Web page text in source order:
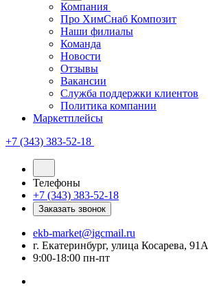
Компания
Про ХимСнаб Композит
Наши филиалы
Команда
Новости
Отзывы
Вакансии
Служба поддержки клиентов
Политика компании
Маркетплейсы
+7 (343) 383-52-18
Телефоны
+7 (343) 383-52-18
Заказать звонок
ekb-market@igcmail.ru
г. Екатеринбург, улица Косарева, 91А
9:00-18:00 пн-пт